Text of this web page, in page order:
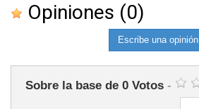
Opiniones (0)
Escribe una opinión
Sobre la base de 0 Votos -